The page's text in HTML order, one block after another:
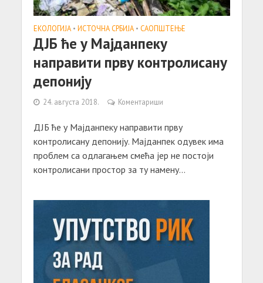
ЕКОЛОГИЈА • ИСТОЧНА СРБИЈА • САОПШТЕЊE
ДЈБ ће у Мајданпеку
направити прву контролисану
депонију
24. августа 2018. Коментариши
ДЈБ ће у Мајданпеку направити прву
контролисану депонију. Мајданпек одувек има
проблем са одлагањем смећа јер не постоји
контролисани простор за ту намену...